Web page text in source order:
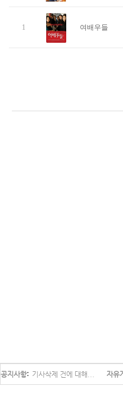
1 여배우들
공지사항 기사삭제 건에 대해... 자유